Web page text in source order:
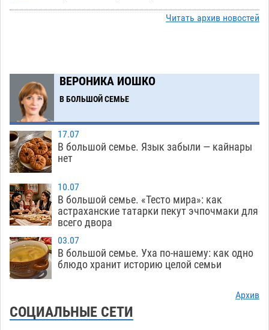
похитил чужие мобильник с банковскими
07.08 255
10:43
Астраханский суд встал на сторону МЧС в
споре за возврат униформы
10:02
На Всероссийской Спартакиаде астраханские
гандболисты уступили казанским «драконам»
09:25
Все пострадавшие при пожаре на
Краснодарской в Астрахани скончались
07.08 1145
08:47
Астраханский суд оценил четыре удара по
голове полицейского в сто тысяч рублей
07.08
Завтра астраханская жара вновь приблизится
к 40-градусному пределу
Читать архив новостей
ВЕРОНИКА ИОШКО
В БОЛЬШОЙ СЕМЬЕ
17.07
В большой семье. Язык забыли — кайнары
нет
10.07
В большой семье. «Тесто мира»: как
астраханские татарки пекут эчпочмаки для
всего двора
03.07
В большой семье. Уха по-нашему: как одно
блюдо хранит историю целой семьи
Архив
СОЦИАЛЬНЫЕ СЕТИ